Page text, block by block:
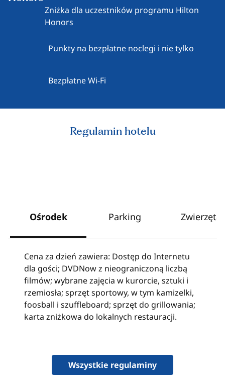
Zniżka dla uczestników programu Hilton
Honors
Punkty na bezpłatne noclegi i nie tylko
Bezpłatne Wi-Fi
Regulamin hotelu
Ośrodek Parking Zwierzęta
Cena za dzień zawiera: Dostęp do Internetu
dla gości; DVDNow z nieograniczoną liczbą
filmów; wybrane zajęcia w kurorcie, sztuki i
rzemiosła; sprzęt sportowy, w tym kamizelki,
foosball i szuffleboard; sprzęt do grillowania;
karta zniżkowa do lokalnych restauracji.
Wszystkie regulaminy